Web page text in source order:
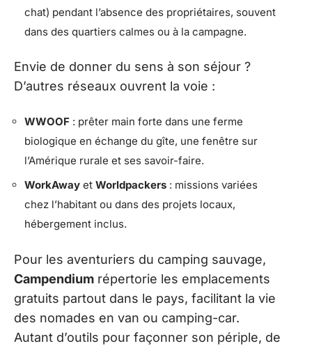
chat) pendant l’absence des propriétaires, souvent
dans des quartiers calmes ou à la campagne.
Envie de donner du sens à son séjour ?
D’autres réseaux ouvrent la voie :
WWOOF : prêter main forte dans une ferme
biologique en échange du gîte, une fenêtre sur
l’Amérique rurale et ses savoir-faire.
WorkAway et Worldpackers : missions variées
chez l’habitant ou dans des projets locaux,
hébergement inclus.
Pour les aventuriers du camping sauvage,
Campendium répertorie les emplacements
gratuits partout dans le pays, facilitant la vie
des nomades en van ou camping-car.
Autant d’outils pour façonner son périple, de